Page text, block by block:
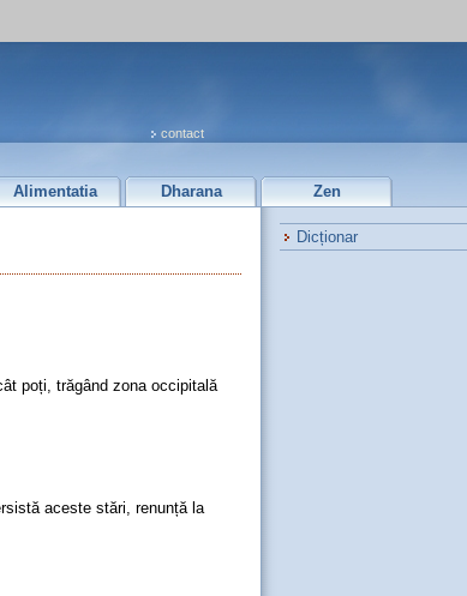
contact
Alimentatia Dharana Zen
poți, trăgând zona occipitală
aceste stări, renunță la
Dicționar